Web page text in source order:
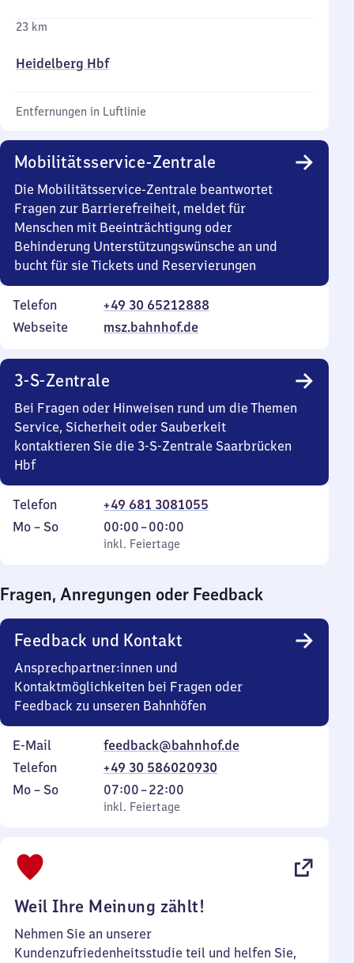
23 km
Heidelberg Hbf
Entfernungen in Luftlinie
Mobilitätsservice-Zentrale
Die Mobilitätsservice-Zentrale beantwortet
Fragen zur Barrierefreiheit, meldet für
Menschen mit Beeinträchtigung oder
Behinderung Unterstützungswünsche an und
bucht für sie Tickets und Reservierungen
Telefon
+49 30 65212888
Webseite
msz.bahnhof.de
3-S-Zentrale
Bei Fragen oder Hinweisen rund um die Themen
Service, Sicherheit oder Sauberkeit
kontaktieren Sie die 3-S-Zentrale Saarbrücken
Hbf
Telefon
+49 681 3081055
Montag
Mo – So,
inkl. Feiertage
00:00–00:00
Von
0
0
Uhr
inkl. Feiertage
Fragen, Anregungen oder Feedback
Feedback und Kontakt
Ansprechpartner:innen und
Kontaktmöglichkeiten bei Fragen oder
Feedback zu unseren Bahnhöfen
E-Mail
feedback@bahnhof.de
Telefon
+49 30 586020930
Montag
Mo – So,
inkl. Feiertage
07:00–22:00
Von
7
inkl. Feiertage
Weil Ihre Meinung zählt!
Nehmen Sie an unserer
Kundenzufriedenheitsstudie teil und helfen Sie,